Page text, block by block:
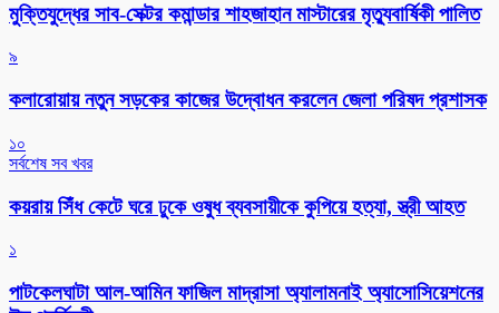
মুক্তিযুদ্ধের সাব-সেক্টর কমান্ডার শাহজাহান মাস্টারের মৃত্যুবার্ষিকী পালিত
৯
কলারোয়ায় নতুন সড়কের কাজের উদ্বোধন করলেন জেলা পরিষদ প্রশাসক
১০
সর্বশেষ সব খবর
কয়রায় সিঁধ কেটে ঘরে ঢুকে ওষুধ ব্যবসায়ীকে কুপিয়ে হত্যা, স্ত্রী আহত
১
পাটকেলঘাটা আল-আমিন ফাজিল মাদ্রাসা অ্যালামনাই অ্যাসোসিয়েশনের